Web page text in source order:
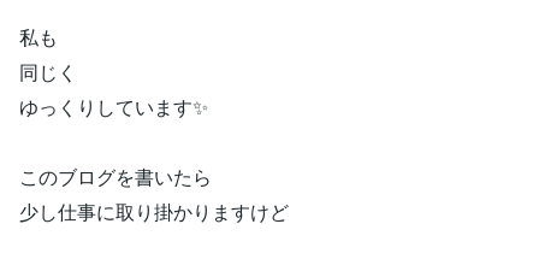
私も
同じく
ゆっくりしています✨
このブログを書いたら
少し仕事に取り掛かりますけど